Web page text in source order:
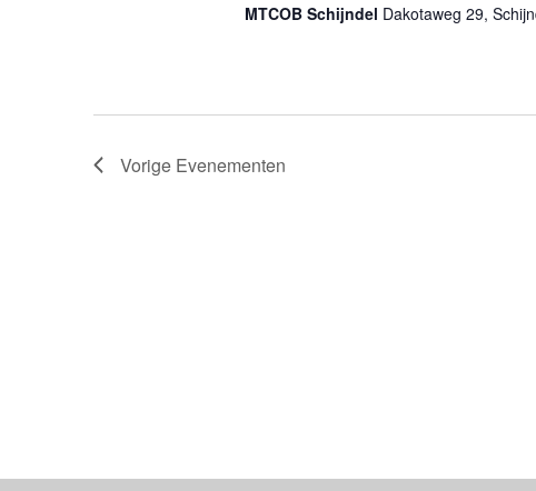
MTCOB Schijndel Dakotaweg 29,
Vorige Evenementen